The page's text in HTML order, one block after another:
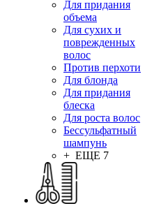
Для придания
объема
Для сухих и
поврежденных
волос
Против перхоти
Для блонда
Для придания
блеска
Для роста волос
Бессульфатный
шампунь
+ ЕЩЕ 7